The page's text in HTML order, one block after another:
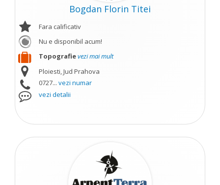
Bogdan Florin Titei
Fara calificativ
Nu e disponibil acum!
Topografievezi mai mult
Ploiesti, Jud Prahova
0727... vezi numar
vezi detalii